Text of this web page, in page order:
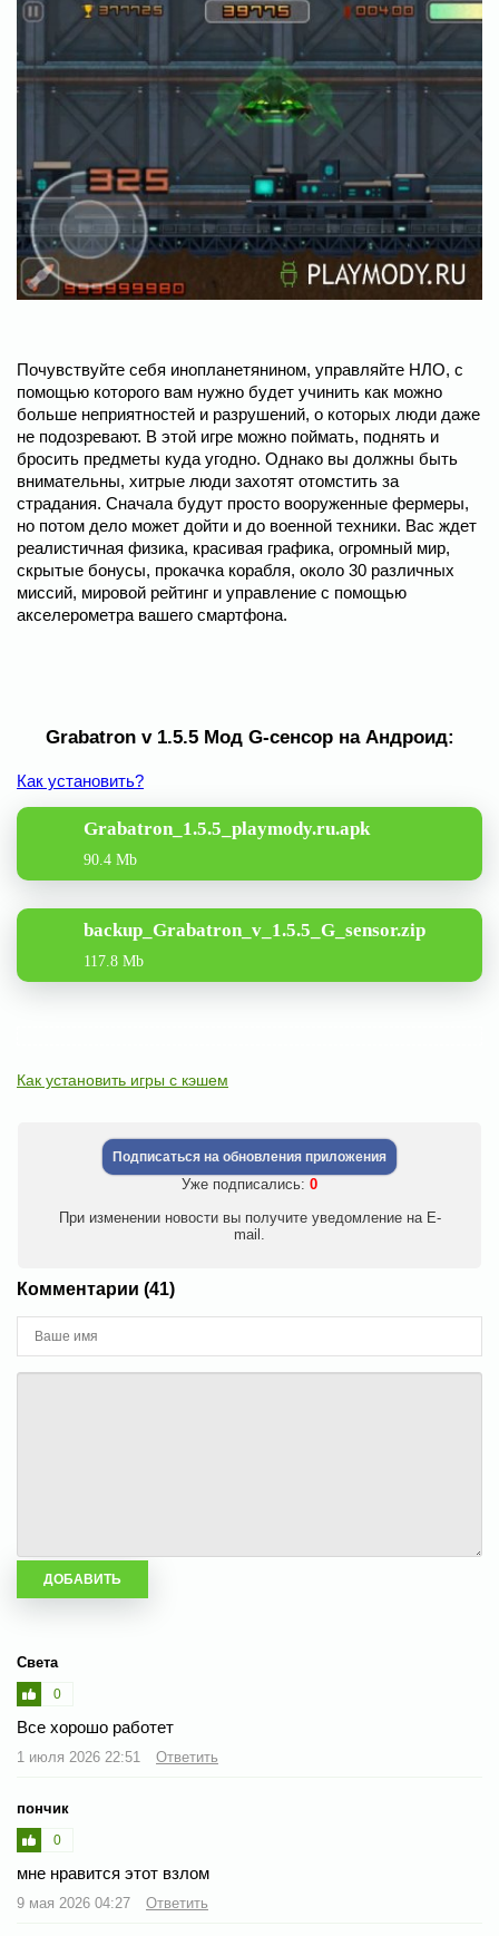
Почувствуйте себя инопланетянином, управляйте НЛО, с
помощью которого вам нужно будет учинить как можно
больше неприятностей и разрушений, о которых люди даже
не подозревают. В этой игре можно поймать, поднять и
бросить предметы куда угодно. Однако вы должны быть
внимательны, хитрые люди захотят отомстить за
страдания. Сначала будут просто вооруженные фермеры,
но потом дело может дойти и до военной техники. Вас ждет
реалистичная физика, красивая графика, огромный мир,
скрытые бонусы, прокачка корабля, около 30 различных
миссий, мировой рейтинг и управление с помощью
акселерометра вашего смартфона.
Grabatron v 1.5.5 Мод G-сенсор на Андроид:
Как установить?
Grabatron_1.5.5_playmody.ru.apk
90.4 Mb
backup_Grabatron_v_1.5.5_G_sensor.zip
117.8 Mb
Как установить игры с кэшем
Подписаться на обновления приложения
Уже подписались: 0
При изменении новости вы получите уведомление на E-
mail.
Комментарии (41)
Света
0
Все хорошо работет
1 июля 2026 22:51 Ответить
пончик
0
мне нравится этот взлом
9 мая 2026 04:27 Ответить